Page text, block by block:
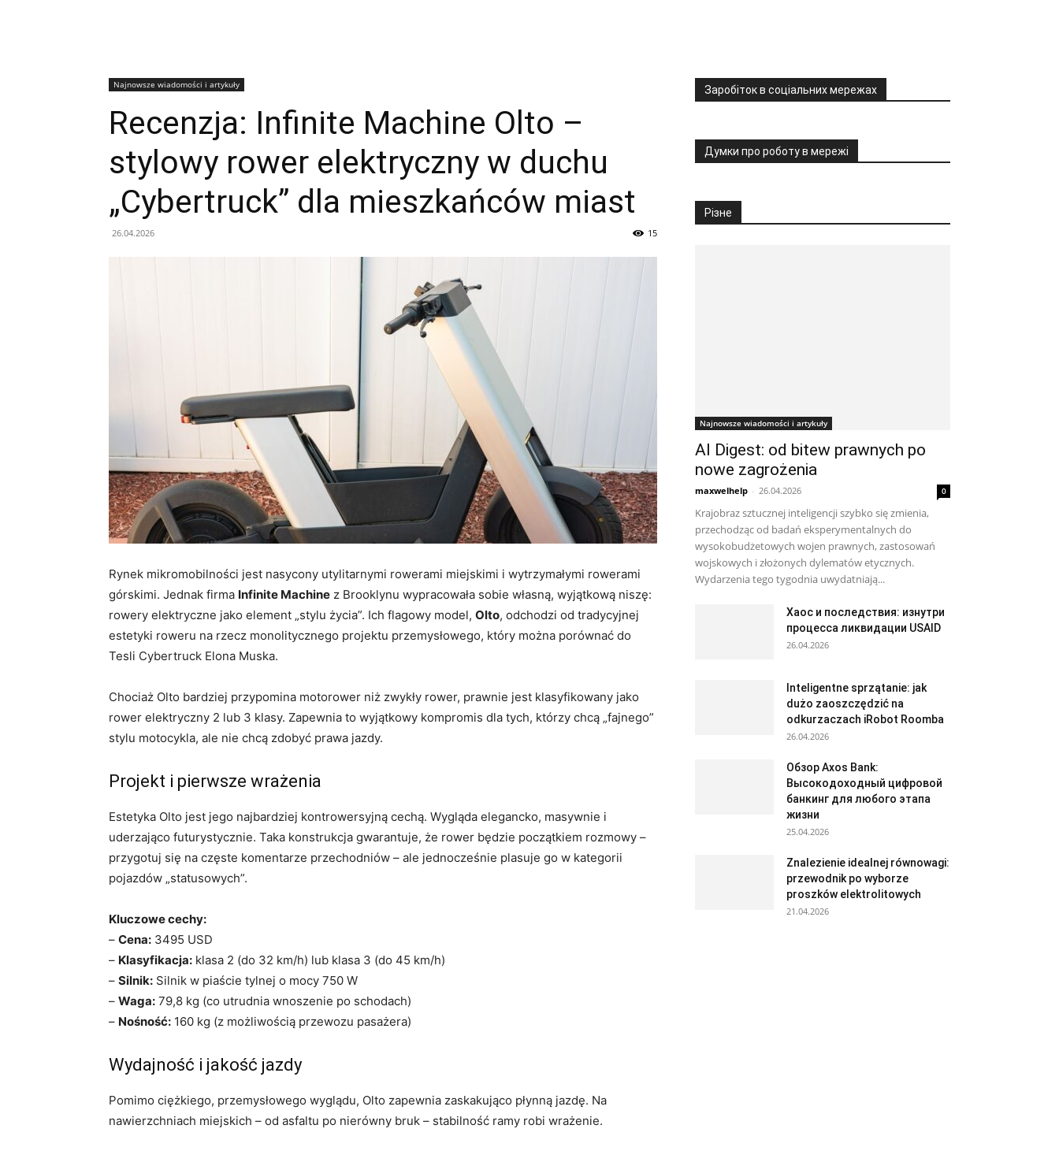
Najnowsze wiadomości i artykuły
Recenzja: Infinite Machine Olto –
stylowy rower elektryczny w duchu
„Cybertruck” dla mieszkańców miast
26.04.2026 15
Rynek mikromobilności jest nasycony utylitarnymi rowerami miejskimi i wytrzymałymi rowerami
górskimi. Jednak firma Infinite Machine z Brooklynu wypracowała sobie własną, wyjątkową niszę:
rowery elektryczne jako element „stylu życia”. Ich flagowy model, Olto, odchodzi od tradycyjnej
estetyki roweru na rzecz monolitycznego projektu przemysłowego, który można porównać do
Tesli Cybertruck Elona Muska.
Chociaż Olto bardziej przypomina motorower niż zwykły rower, prawnie jest klasyfikowany jako
rower elektryczny 2 lub 3 klasy. Zapewnia to wyjątkowy kompromis dla tych, którzy chcą „fajnego”
stylu motocykla, ale nie chcą zdobyć prawa jazdy.
Projekt i pierwsze wrażenia
Estetyka Olto jest jego najbardziej kontrowersyjną cechą. Wygląda elegancko, masywnie i
uderzająco futurystycznie. Taka konstrukcja gwarantuje, że rower będzie początkiem rozmowy –
przygotuj się na częste komentarze przechodniów – ale jednocześnie plasuje go w kategorii
pojazdów „statusowych”.
Kluczowe cechy:
– Cena: 3495 USD
– Klasyfikacja: klasa 2 (do 32 km/h) lub klasa 3 (do 45 km/h)
– Silnik: Silnik w piaście tylnej o mocy 750 W
– Waga: 79,8 kg (co utrudnia wnoszenie po schodach)
– Nośność: 160 kg (z możliwością przewozu pasażera)
Wydajność i jakość jazdy
Pomimo ciężkiego, przemysłowego wyglądu, Olto zapewnia zaskakująco płynną jazdę. Na
nawierzchniach miejskich – od asfaltu po nierówny bruk – stabilność ramy robi wrażenie.
Заробіток в соціальних мережах
Думки про роботу в мережі
Різне
Najnowsze wiadomości i artykuły
AI Digest: od bitew prawnych po
nowe zagrożenia
maxwelhelp - 26.04.2026 0
Krajobraz sztucznej inteligencji szybko się zmienia,
przechodząc od badań eksperymentalnych do
wysokobudżetowych wojen prawnych, zastosowań
wojskowych i złożonych dylematów etycznych.
Wydarzenia tego tygodnia uwydatniają...
Хаос и последствия: изнутри
процесса ликвидации USAID
26.04.2026
Inteligentne sprzątanie: jak
dużo zaoszczędzić na
odkurzaczach iRobot Roomba
26.04.2026
Обзор Axos Bank:
Высокодоходный цифровой
банкинг для любого этапа
жизни
25.04.2026
Znalezienie idealnej równowagi:
przewodnik po wyborze
proszków elektrolitowych
21.04.2026